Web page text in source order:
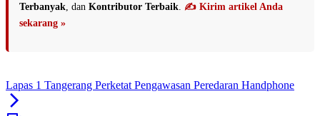
Terbanyak , dan Kontributor Terbaik ✍️ Kirim artikel Anda
sekarang »
Lapas 1 Tangerang Perketat Pengawasan Peredaran Handphone